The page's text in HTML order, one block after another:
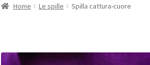
Home Le spille Spilla cattura-cuore